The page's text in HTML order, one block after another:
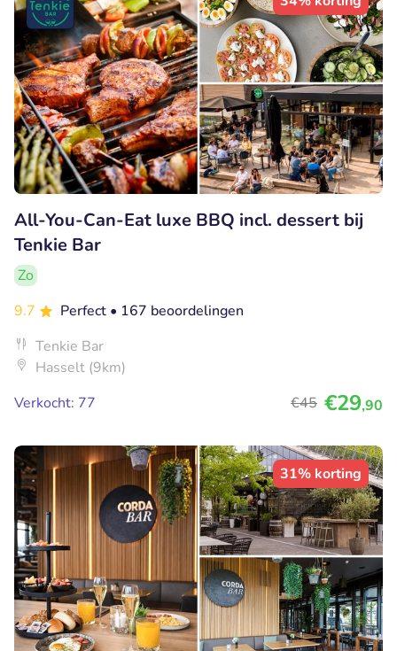
All-You-Can-Eat luxe BBQ incl. dessert bij
Tenkie Bar
Zo
9.7
Perfect • 167 beoordelingen
Tenkie Bar
Hasselt (9km)
Verkocht: 77
€45 €29,90
31% korting